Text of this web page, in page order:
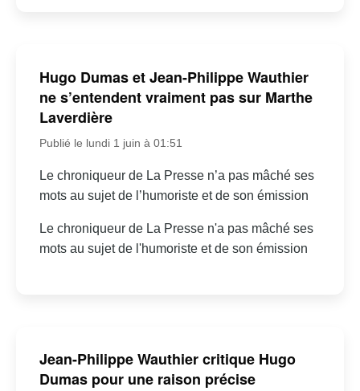
Hugo Dumas et Jean-Philippe Wauthier
ne s’entendent vraiment pas sur Marthe
Laverdière
Publié le lundi 1 juin à 01:51
Le chroniqueur de La Presse n’a pas mâché ses
mots au sujet de l’humoriste et de son émission
Le chroniqueur de La Presse n'a pas mâché ses
mots au sujet de l'humoriste et de son émission
Jean-Philippe Wauthier critique Hugo
Dumas pour une raison précise